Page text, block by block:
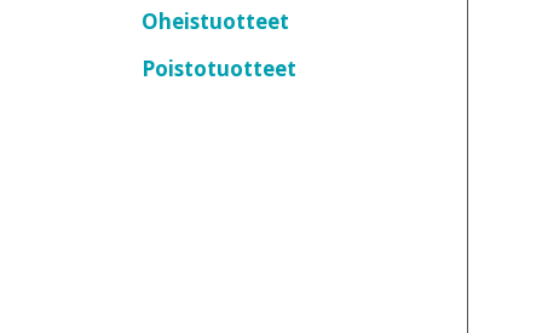
Oheistuotteet
Poistotuotteet